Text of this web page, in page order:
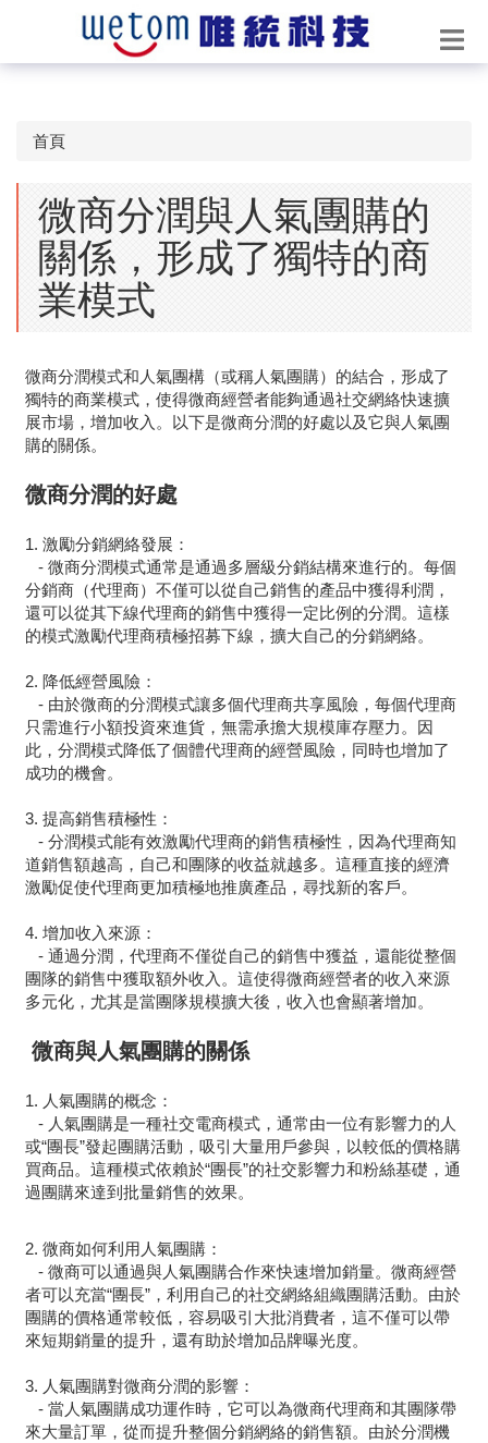
首頁
微商分潤與人氣團購的
關係，形成了獨特的商
業模式
微商分潤模式和人氣團構（或稱人氣團購）的結合，形成了
獨特的商業模式，使得微商經營者能夠通過社交網絡快速擴
展市場，增加收入。以下是微商分潤的好處以及它與人氣團
購的關係。
微商分潤的好處
1. 激勵分銷網絡發展：
- 微商分潤模式通常是通過多層級分銷結構來進行的。每個
分銷商（代理商）不僅可以從自己銷售的產品中獲得利潤，
還可以從其下線代理商的銷售中獲得一定比例的分潤。這樣
的模式激勵代理商積極招募下線，擴大自己的分銷網絡。
2. 降低經營風險：
- 由於微商的分潤模式讓多個代理商共享風險，每個代理商
只需進行小額投資來進貨，無需承擔大規模庫存壓力。因
此，分潤模式降低了個體代理商的經營風險，同時也增加了
成功的機會。
3. 提高銷售積極性：
- 分潤模式能有效激勵代理商的銷售積極性，因為代理商知
道銷售額越高，自己和團隊的收益就越多。這種直接的經濟
激勵促使代理商更加積極地推廣產品，尋找新的客戶。
4. 增加收入來源：
- 通過分潤，代理商不僅從自己的銷售中獲益，還能從整個
團隊的銷售中獲取額外收入。這使得微商經營者的收入來源
多元化，尤其是當團隊規模擴大後，收入也會顯著增加。
微商與人氣團購的關係
1. 人氣團購的概念：
- 人氣團購是一種社交電商模式，通常由一位有影響力的人
或“團長”發起團購活動，吸引大量用戶參與，以較低的價格購
買商品。這種模式依賴於“團長”的社交影響力和粉絲基礎，通
過團購來達到批量銷售的效果。
2. 微商如何利用人氣團購：
- 微商可以通過與人氣團購合作來快速增加銷量。微商經營
者可以充當“團長”，利用自己的社交網絡組織團購活動。由於
團購的價格通常較低，容易吸引大批消費者，這不僅可以帶
來短期銷量的提升，還有助於增加品牌曝光度。
3. 人氣團購對微商分潤的影響：
- 當人氣團購成功運作時，它可以為微商代理商和其團隊帶
來大量訂單，從而提升整個分銷網絡的銷售額。由於分潤機